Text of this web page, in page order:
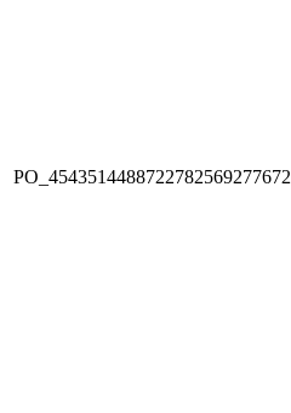
PO_4543514488722782569277672